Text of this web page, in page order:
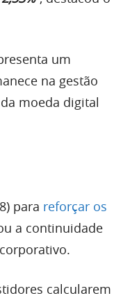
um
na gestão
moeda digital
para reforçar os
a continuidade
calcularem